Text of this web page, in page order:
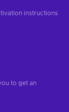
instructions
to get an